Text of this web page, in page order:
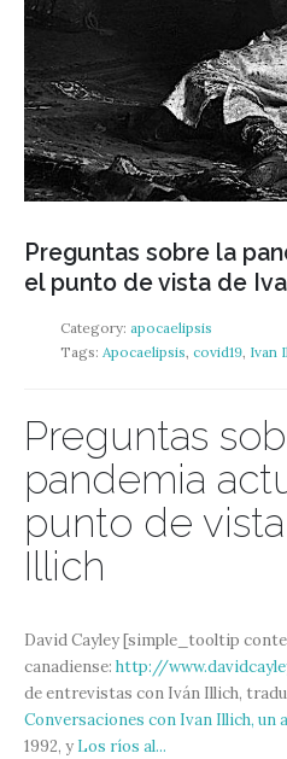
Preguntas sobre la
el punto de vista de
Category: apocaelipsis
Tags: Apocaelipsis covid19 Ivan
Preguntas
pandemia
punto de
Illich
David Cayley [simple_tooltip
canadiense: http://
de entrevistas con Iván Illich,
Conversaciones con Ivan Illich, un
1992, y Los ríos al...